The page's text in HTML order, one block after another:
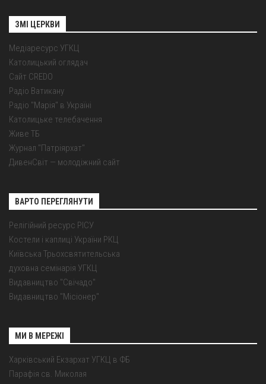
ЗМІ ЦЕРКВИ
Медіаресурс УГКЦ
Католицький оглядач
Сайт CREDO
Радіо Ватикану
Радіо "Марія" в Україні
Католицьке телебачення
Живе ТБ
Журнал "Патріярхат"
ДивенСвіт — молодіжний сайт
ВАРТО ПЕРЕГЛЯНУТИ
Релігійний ресурс РІСУ
Костели і каплиці України РКЦ
Київська Трьохсвятительська
духовна семінарія УГКЦ
Видавництво "Свічадо"
Видавництво "Місіонер"
МИ В МЕРЕЖІ
Харківський Екзархат УГКЦ в ФБ
Парафія св. Миколая